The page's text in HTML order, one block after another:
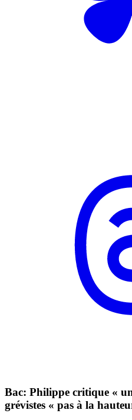
Bac: Philippe critique «
grévistes « pas à la